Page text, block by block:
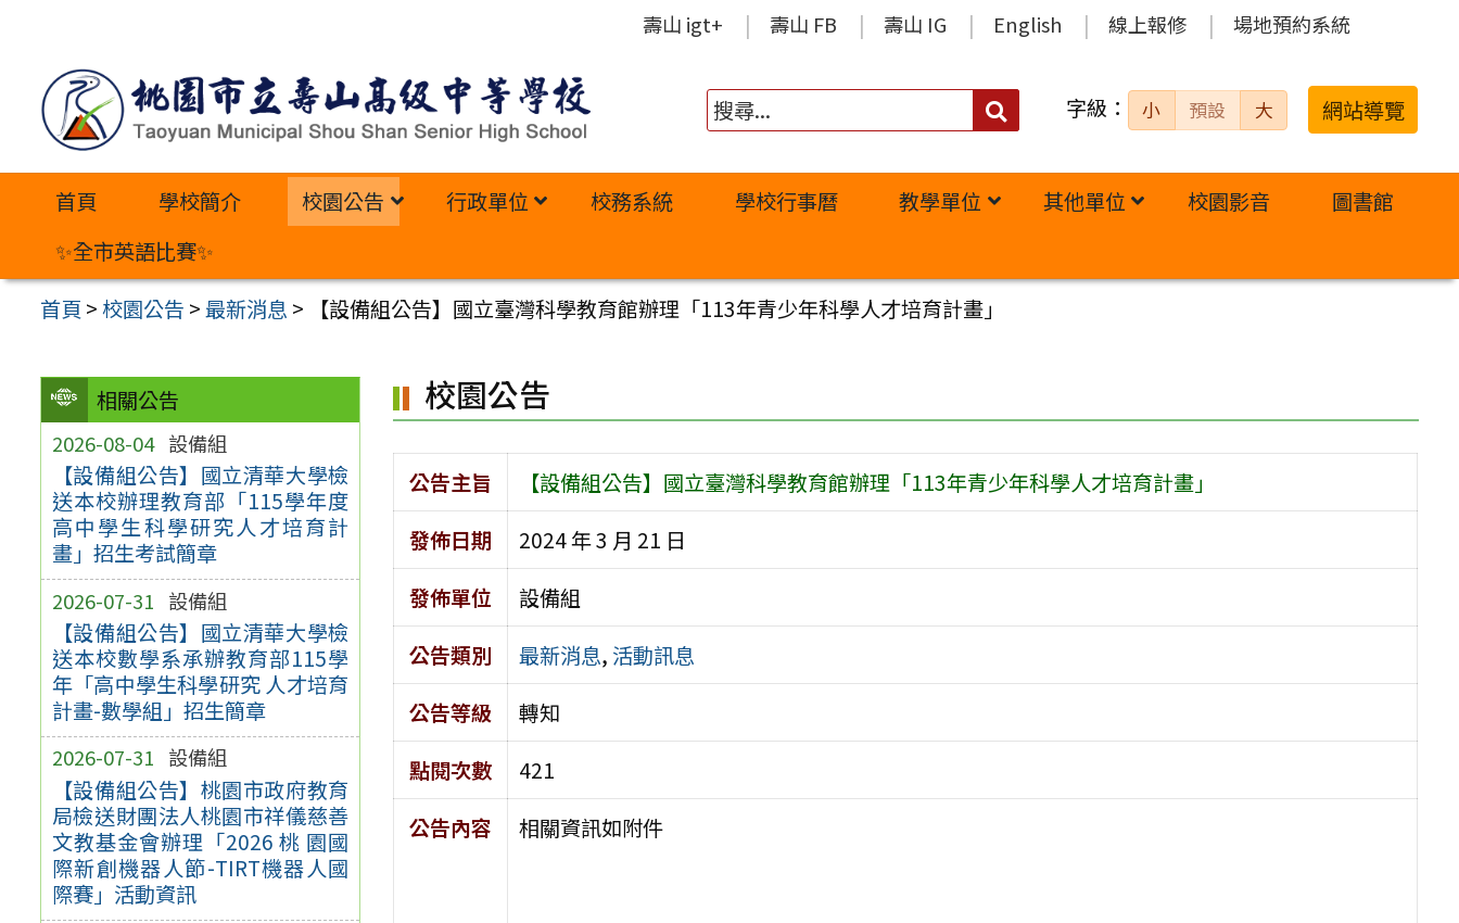
內
壽山 igt+ 壽山 FB 壽山 IG English 線上報修 場地預約系統
搜
字級： 小 預設 大 網站導覽
首頁 學校簡介 校園公告 行政單位 校務系統 學校行事曆 教學單位 其他單位 校園影音
圖書館
✨全市英語比賽✨
首頁 >校園公告 >最新消息 > 【設備組公告】國立臺灣科學教育館辦理「113年青少年科學人才培育計畫」
相關公告
2026-08-04 設備組
【設備組公告】國立清華大學檢
送本校辦理教育部「115學年度
高中學生科學研究人才培育計
畫」招生考試簡章
2026-07-31 設備組
【設備組公告】國立清華大學檢
送本校數學系承辦教育部115學
年「高中學生科學研究 人才培育
計畫-數學組」招生簡章
2026-07-31 設備組
【設備組公告】桃園市政府教育
局檢送財團法人桃園市祥儀慈善
文教基金會辦理「2026 桃 園國
際新創機器人節-TIRT機器人國
際賽」活動資訊
校園公告
公告主旨
【設備組公告】國立臺灣科學教育館辦理「113年青少年科學人才培育計畫」
發佈日期
2024 年 3 月 21 日
發佈單位
設備組
公告類別
最新消息, 活動訊息
公告等級
轉知
點閱次數
421
公告內容
相關資訊如附件